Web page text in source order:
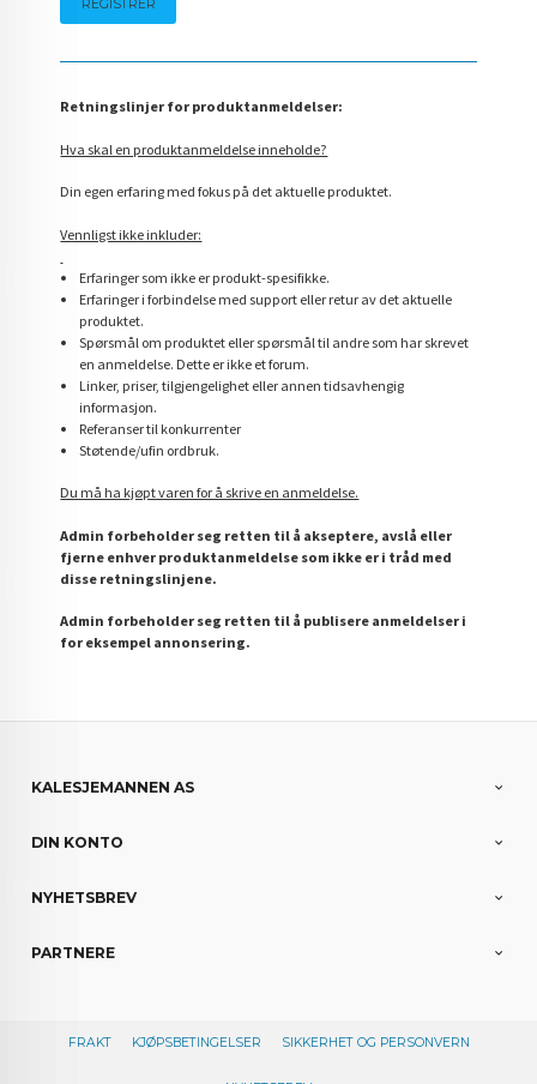
Retningslinjer for produktanmeldelser:
Hva skal en produktanmeldelse inneholde?
Din egen erfaring med fokus på det aktuelle produktet.
Vennligst ikke inkluder:
Erfaringer som ikke er produkt-spesifikke.
Erfaringer i forbindelse med support eller retur av det aktuelle
produktet.
Spørsmål om produktet eller spørsmål til andre som har skrevet
en anmeldelse. Dette er ikke et forum.
Linker, priser, tilgjengelighet eller annen tidsavhengig
informasjon.
Referanser til konkurrenter
Støtende/ufin ordbruk.
Du må ha kjøpt varen for å skrive en anmeldelse.
Admin forbeholder seg retten til å akseptere, avslå eller
fjerne enhver produktanmeldelse som ikke er i tråd med
disse retningslinjene.
Admin forbeholder seg retten til å publisere anmeldelser i
for eksempel annonsering.
KALESJEMANNEN AS
DIN KONTO
NYHETSBREV
PARTNERE
FRAKT KJØPSBETINGELSER SIKKERHET OG PERSONVERN